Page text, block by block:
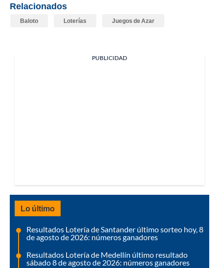
Relacionados
Baloto Loterías Juegos de Azar
PUBLICIDAD
Lo último
Resultados Lotería de Santander último sorteo hoy, 8
de agosto de 2026: números ganadores
Resultados Lotería de Medellín último resultado
sábado 8 de agosto de 2026: números ganadores